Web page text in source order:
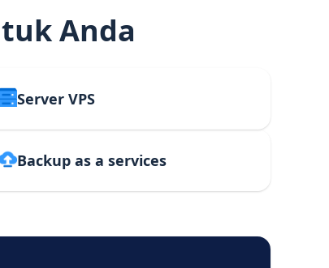
Anda
Server VPS
Backup as a services